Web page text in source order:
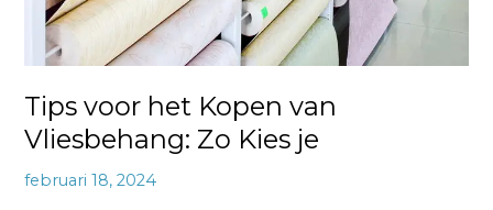
Tips voor het Kopen van
Vliesbehang: Zo Kies je
februari 18, 2024